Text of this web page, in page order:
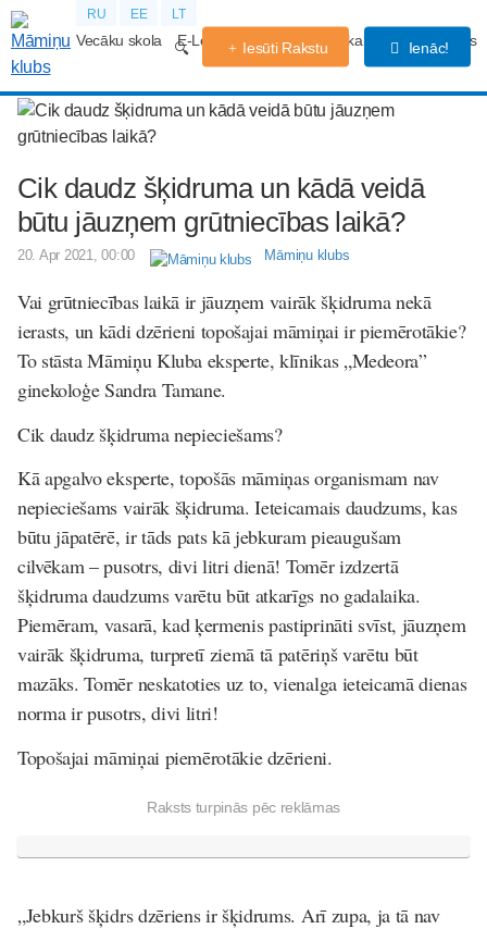
RU EE LT
Vecāku skola E-Lekcijas Grūtniecības kalendārs Forums
Iesūti Rakstu Ienāc!
Cik daudz šķidruma un kādā veidā
būtu jāuzņem grūtniecības laikā?
20. Apr 2021, 00:00 Māmiņu klubs
Vai grūtniecības laikā ir jāuzņem vairāk šķidruma nekā
ierasts, un kādi dzērieni topošajai māmiņai ir piemērotākie?
To stāsta Māmiņu Kluba eksperte, klīnikas „Medeora”
ginekoloģe Sandra Tamane.
Cik daudz šķidruma nepieciešams?
Kā apgalvo eksperte, topošās māmiņas organismam nav
nepieciešams vairāk šķidruma. Ieteicamais daudzums, kas
būtu jāpatērē, ir tāds pats kā jebkuram pieaugušam
cilvēkam – pusotrs, divi litri dienā! Tomēr izdzertā
šķidruma daudzums varētu būt atkarīgs no gadalaika.
Piemēram, vasarā, kad ķermenis pastiprināti svīst, jāuzņem
vairāk šķidruma, turpretī ziemā tā patēriņš varētu būt
mazāks. Tomēr neskatoties uz to, vienalga ieteicamā dienas
norma ir pusotrs, divi litri!
Topošajai māmiņai piemērotākie dzērieni.
Raksts turpinās pēc reklāmas
„Jebkurš šķidrs dzēriens ir šķidrums. Arī zupa, ja tā nav